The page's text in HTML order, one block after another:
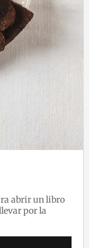
abrir un libro
por la